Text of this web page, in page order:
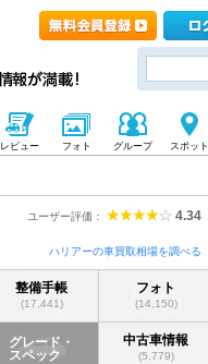
レビュー フォト グループ スポット
ユーザー評価： 4.34
ハリアーの車買取相場を調べる
整備手帳
(17,441)
フォト
(14,150)
グレード・
スペック
中古車情報
(5,779)